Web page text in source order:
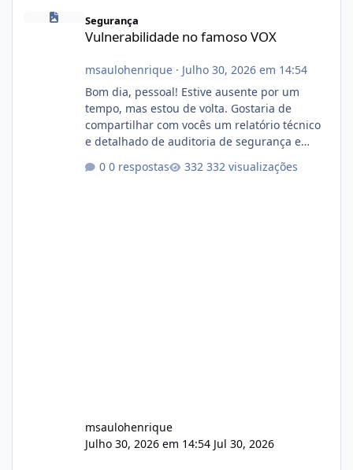
Vulnerabilidade no famoso VOX
Segurança
Vulnerabilidade no famoso VOX
msaulohenrique· Julho 30, 2026 em 14:54
Bom dia, pessoal! Estive ausente por um
tempo, mas estou de volta. Gostaria de
compartilhar com vocês um relatório técnico
e detalhado de auditoria de segurança e
atualmente em circulação e comercialização
0 respostas 332 visualizações
msaulohenrique
Julho 30, 2026 em 14:54 Jul 30, 2026